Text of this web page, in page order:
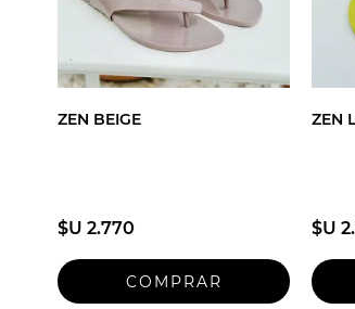
ZEN BEIGE
$U 2.770
ZEN
$U